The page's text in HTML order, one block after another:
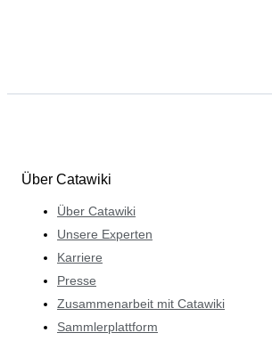
Über Catawiki
Über Catawiki
Unsere Experten
Karriere
Presse
Zusammenarbeit mit Catawiki
Sammlerplattform